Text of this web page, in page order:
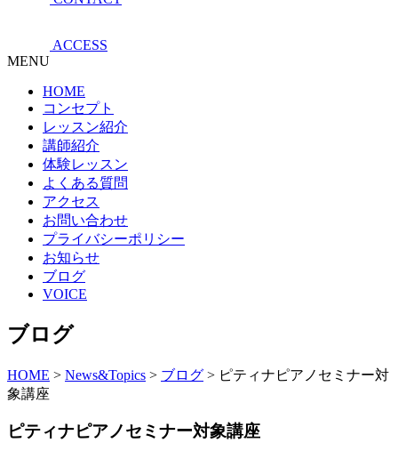
ACCESS
MENU
HOME
コンセプト
レッスン紹介
講師紹介
体験レッスン
よくある質問
アクセス
お問い合わせ
プライバシーポリシー
お知らせ
ブログ
VOICE
ブログ
HOME > News&Topics > ブログ > ピティナピアノセミナー対
象講座
ピティナピアノセミナー対象講座